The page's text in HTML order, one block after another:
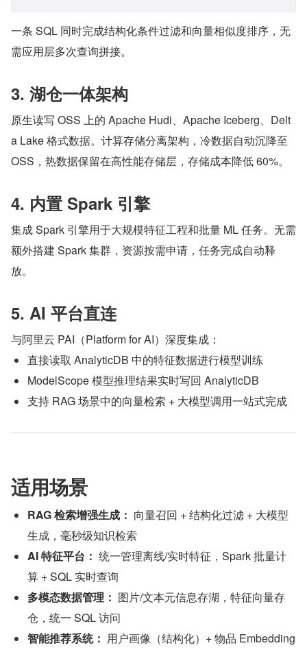
一条 SQL 同时完成结构化条件过滤和向量相似度排序，无
需应用层多次查询拼接。
3. 湖仓一体架构
原生读写 OSS 上的 Apache Hudi、Apache Iceberg、Delt
a Lake 格式数据。计算存储分离架构，冷数据自动沉降至
OSS，热数据保留在高性能存储层，存储成本降低 60%。
4. 内置 Spark 引擎
集成 Spark 引擎用于大规模特征工程和批量 ML 任务。无需
额外搭建 Spark 集群，资源按需申请，任务完成自动释
放。
5. AI 平台直连
与阿里云 PAI（Platform for AI）深度集成：
直接读取 AnalyticDB 中的特征数据进行模型训练
ModelScope 模型推理结果实时写回 AnalyticDB
支持 RAG 场景中的向量检索 + 大模型调用一站式完成
适用场景
RAG 检索增强生成： 向量召回 + 结构化过滤 + 大模型
生成，毫秒级知识检索
AI 特征平台： 统一管理离线/实时特征，Spark 批量计
算 + SQL 实时查询
多模态数据管理： 图片/文本元信息存湖，特征向量存
仓，统一 SQL 访问
智能推荐系统： 用户画像（结构化）+ 物品 Embedding